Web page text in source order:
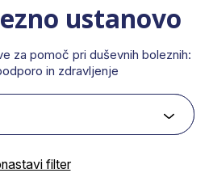
ustanovo
za pomoč pri duševnih boleznih:
in zdravljenje
filter